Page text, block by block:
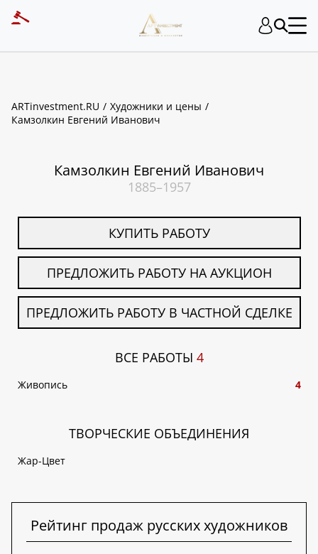
ARTinvestment.RU
Художники и цены
Камзолкин Евгений Иванович
Камзолкин Евгений Иванович
1885–1957
КУПИТЬ РАБОТУ
ПРЕДЛОЖИТЬ РАБОТУ НА АУКЦИОН
ПРЕДЛОЖИТЬ РАБОТУ В ЧАСТНОЙ СДЕЛКЕ
ВСЕ РАБОТЫ 4
Живопись 4
ТВОРЧЕСКИЕ ОБЪЕДИНЕНИЯ
Жар-Цвет
Рейтинг продаж русских художников